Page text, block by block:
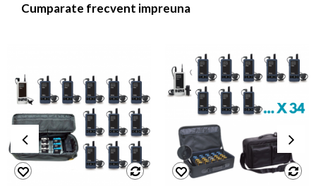
Cumparate frecvent impreuna